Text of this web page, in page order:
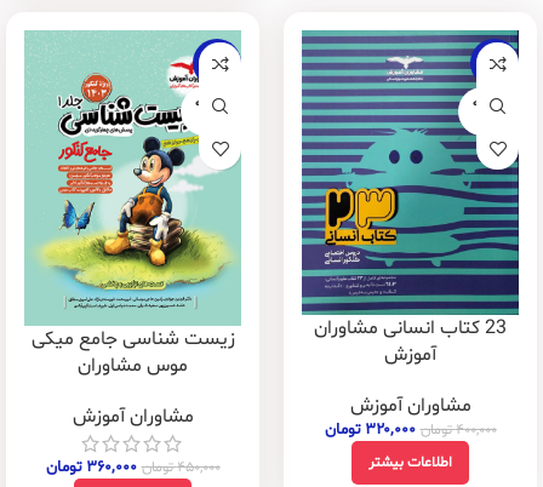
-20%
فروخته
23 کتاب انسانی مشاوران
آموزش
مشاوران آموزش
۴۰۰,۰۰۰تومان ۳۲۰,۰۰۰ تومان
اطلاعات بیشتر
-20%
فروخته
زیست شناسی جامع میکی
موس مشاوران
مشاوران آموزش
۴۵۰,۰۰۰تومان ۳۶۰,۰۰۰ تومان